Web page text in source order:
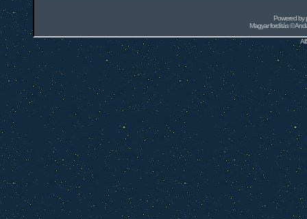
Powered by
Magyar fordítás ©